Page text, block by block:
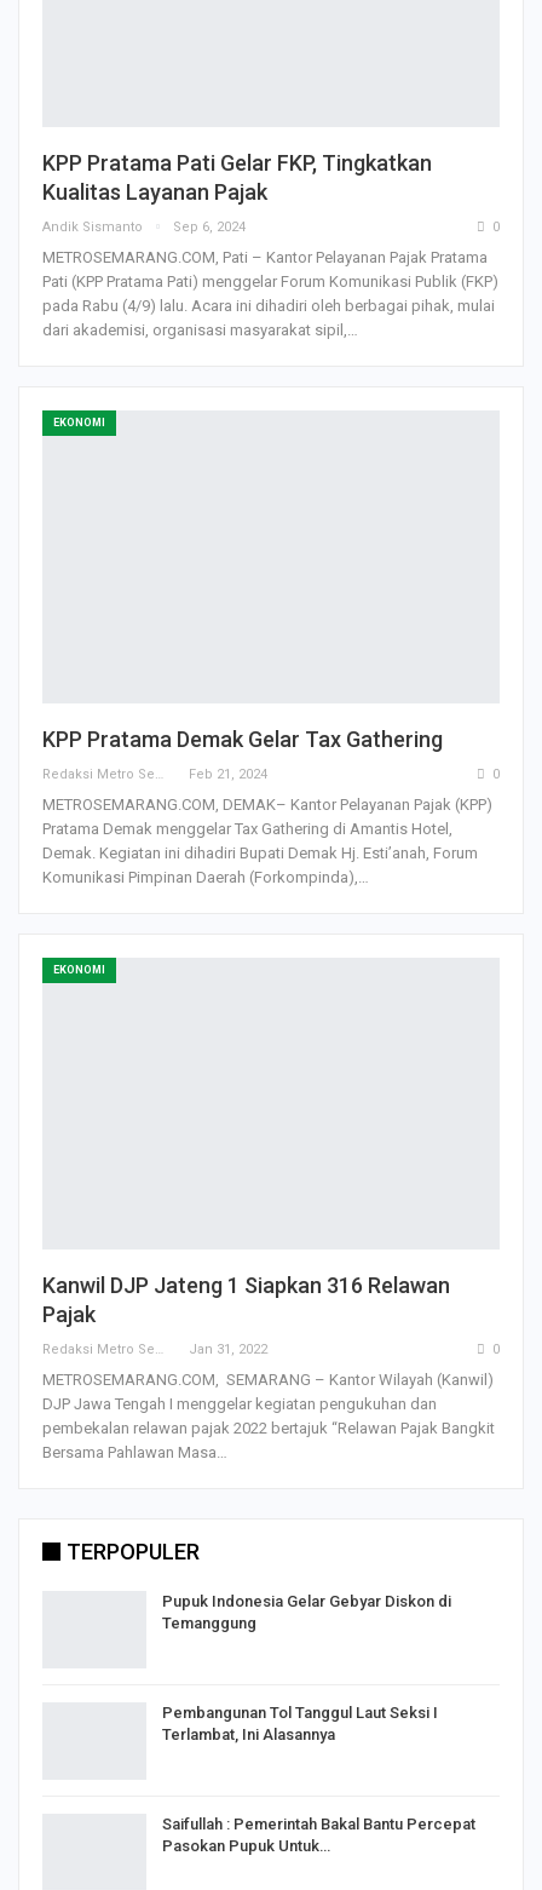
KPP Pratama Pati Gelar FKP, Tingkatkan
Kualitas Layanan Pajak
Andik Sismanto Sep 6, 2024 0
METROSEMARANG.COM, Pati – Kantor Pelayanan Pajak Pratama
Pati (KPP Pratama Pati) menggelar Forum Komunikasi Publik (FKP)
pada Rabu (4/9) lalu. Acara ini dihadiri oleh berbagai pihak, mulai
dari akademisi, organisasi masyarakat sipil,…
EKONOMI
KPP Pratama Demak Gelar Tax Gathering
Feb 21, 2024 0
METROSEMARANG.COM, DEMAK– Kantor Pelayanan Pajak (KPP)
Pratama Demak menggelar Tax Gathering di Amantis Hotel,
Demak. Kegiatan ini dihadiri Bupati Demak Hj. Esti’anah, Forum
Komunikasi Pimpinan Daerah (Forkompinda),…
EKONOMI
Kanwil DJP Jateng 1 Siapkan 316 Relawan
Pajak
Redaksi Metro Semarang Jan 31, 2022 0
METROSEMARANG.COM, SEMARANG – Kantor Wilayah (Kanwil)
DJP Jawa Tengah I menggelar kegiatan pengukuhan dan
pembekalan relawan pajak 2022 bertajuk “Relawan Pajak Bangkit
Bersama Pahlawan Masa…
TERPOPULER
Pupuk Indonesia Gelar Gebyar Diskon di
Temanggung
Pembangunan Tol Tanggul Laut Seksi I
Terlambat, Ini Alasannya
Saifullah : Pemerintah Bakal Bantu Percepat
Pasokan Pupuk Untuk…